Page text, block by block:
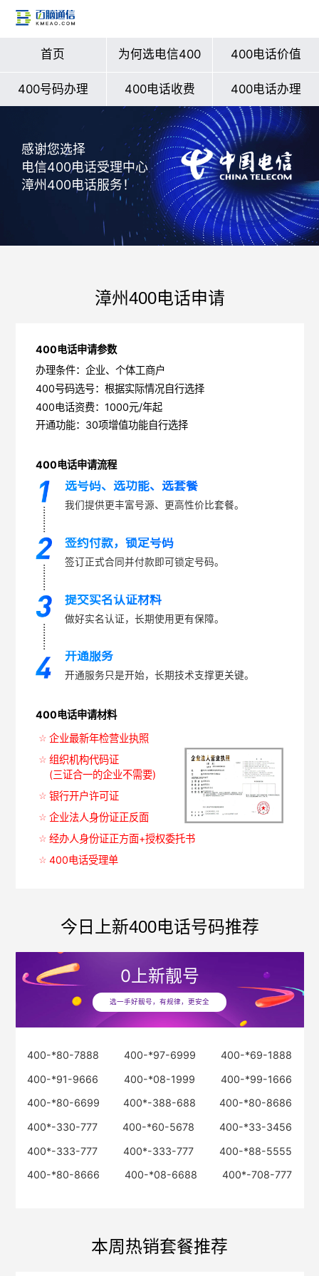
首页 为何选电信400 400电话价值
400号码办理 400电话收费 400电话办理
感谢您选择
电信400电话受理中心
漳州400电话服务！
漳州400电话申请
400电话申请参数
办理条件：企业、个体工商户
400号码选号：根据实际情况自行选择
400电话资费：1000元/年起
开通功能：30项增值功能自行选择
400电话申请流程
选号码、选功能、选套餐
我们提供更丰富号源、更高性价比套餐。
签约付款，锁定号码
签订正式合同并付款即可锁定号码。
提交实名认证材料
做好实名认证，长期使用更有保障。
开通服务
开通服务只是开始，长期技术支撑更关键。
400电话申请材料
企业最新年检营业执照
组织机构代码证
(三证合一的企业不需要)
银行开户许可证
企业法人身份证正反面
经办人身份证正方面+授权委托书
400电话受理单
今日上新400电话号码推荐
0上新靓号
选一手好靓号，有规律，更安全
400-*80-7888 400-*97-6999
400-*69-1888
400-*91-9666
400-*08-1999
400-*99-1666
400-*80-6699
400*-388-688
400-*80-8686
400*-330-777
400-*60-5678
400-*33-3456
400*-333-777
400*-333-777
400-*88-5555
400-*80-8666
400-*08-6688 400*-708-777
本周热销套餐推荐